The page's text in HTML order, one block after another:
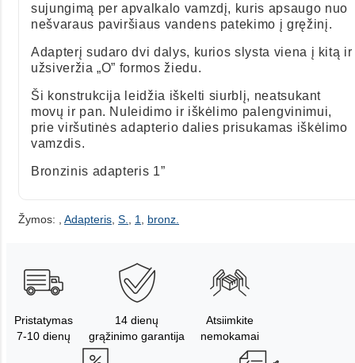
sujungimą per apvalkalo vamzdį, kuris apsaugo nuo
nešvaraus paviršiaus vandens patekimo į gręžinį.
Adapterį sudaro dvi dalys, kurios slysta viena į kitą ir
užsiveržia „O” formos žiedu.
Ši konstrukcija leidžia iškelti siurblį, neatsukant
movų ir pan. Nuleidimo ir iškėlimo palengvinimui,
prie viršutinės adapterio dalies prisukamas iškėlimo
vamzdis.
Bronzinis adapteris 1”
Žymos: Adapteris S. 1 bronz.
Pristatymas
7-10 dienų
14 dienų
grąžinimo garantija
Atsiimkite
nemokamai